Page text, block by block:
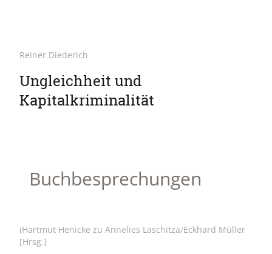
Reiner Diederich
Ungleichheit und
Kapitalkriminalität
Buchbesprechungen
(Hartmut Henicke zu Annelies Laschitza/Eckhard Müller
[Hrsg.]